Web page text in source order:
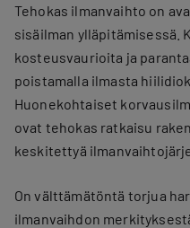
Tehokas ilmanvaihto on
sisäilman ylläpitämisessä.
kosteusvaurioita ja
poistamalla ilmasta
Huonekohtaiset
ovat tehokas ratkaisu
keskitettyä
On välttämätöntä torjua
ilmanvaihdon